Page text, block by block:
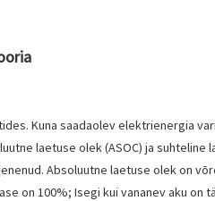
Kuna saadaolev elektrienergia
laetuse olek (ASOC) ja suhteline
Absoluutne laetuse olek on
on 100%; Isegi kui vananev aku on